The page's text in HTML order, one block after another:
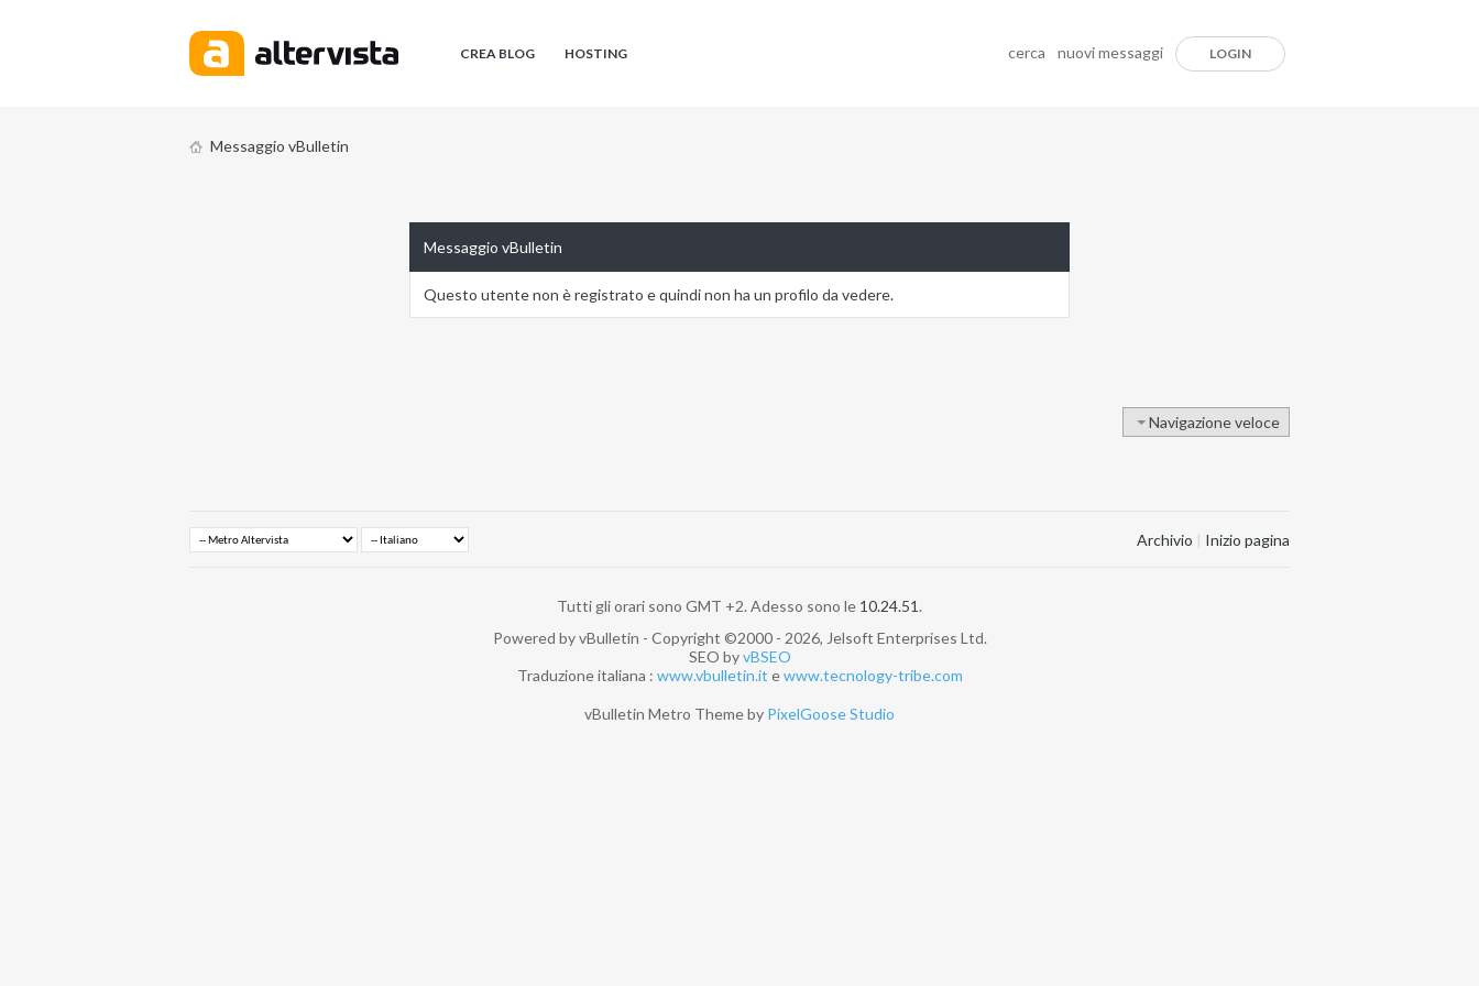
CREA BLOG HOSTING cerca nuovi messaggi LOGIN
Messaggio vBulletin
Messaggio vBulletin
Questo utente non è registrato e quindi non ha un profilo da vedere.
Navigazione veloce
Archivio | Inizio pagina
Tutti gli orari sono GMT +2. Adesso sono le 10.24.51.
Powered by vBulletin - Copyright ©2000 - 2026, Jelsoft Enterprises Ltd.
SEO byvBSEO
Traduzione italiana : www.vbulletin.it ewww.tecnology-tribe.com
vBulletin Metro Theme by PixelGoose Studio